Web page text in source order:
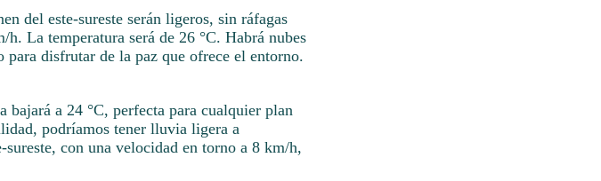
del este-sureste serán ligeros, sin ráfagas
La temperatura será de 26 °C. Habrá nubes
para disfrutar de la paz que ofrece el entorno.
a 24 °C, perfecta para cualquier plan
podríamos tener lluvia ligera a
con una velocidad en torno a 8 km/h,